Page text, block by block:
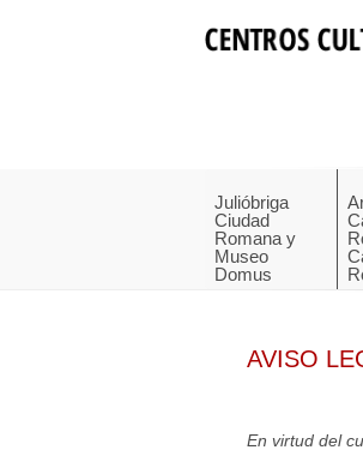
Julióbriga
Ciudad
Romana y
Museo
Domus
AVISO
En virtud del